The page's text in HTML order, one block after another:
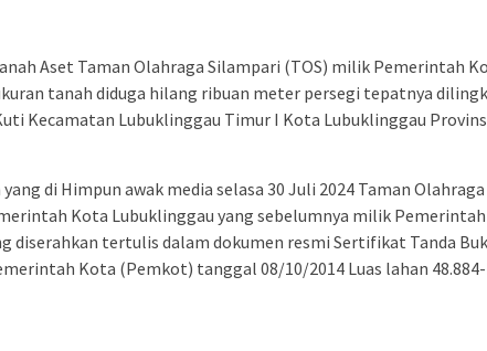
Aset Taman Olahraga Silampari (TOS) milik Pemerintah
tanah diduga hilang ribuan meter persegi tepatnya
Kecamatan Lubuklinggau Timur I Kota Lubuklinggau
di Himpun awak media selasa 30 Juli 2024 Taman
Kota Lubuklinggau yang sebelumnya milik
diserahkan tertulis dalam dokumen resmi Sertifikat Tanda
Kota (Pemkot) tanggal 08/10/2014 Luas lahan